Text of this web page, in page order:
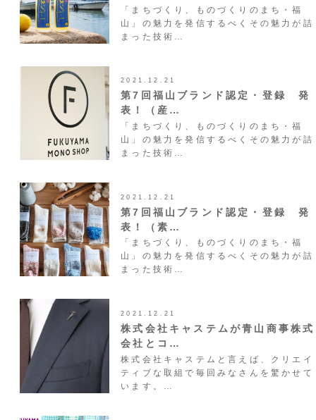
「まちづくり、ものづくりのまち・福
山」の魅力を発信するべくその魅力が詰
まった技術…
2021.12.21
第7回福山ブランド認定・登録 発
表！（産…
「まちづくり、ものづくりのまち・福
山」の魅力を発信するべくその魅力が詰
まった技術…
2021.12.21
第7回福山ブランド認定・登録 発
表！（素…
「まちづくり、ものづくりのまち・福
山」の魅力を発信するべくその魅力が詰
まった技術…
2021.12.21
株式会社キャステムが青山商事株式
会社とコ…
株式会社キャステムと言えば、クリエイ
ティブな取組で毎回みなさんを驚かせて
います。…